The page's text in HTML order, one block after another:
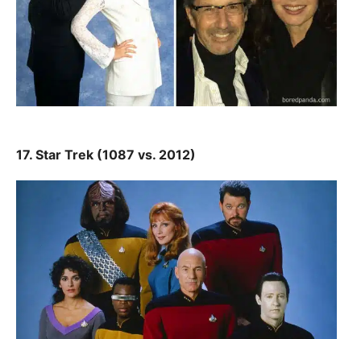
17. Star Trek (1087 vs. 2012)